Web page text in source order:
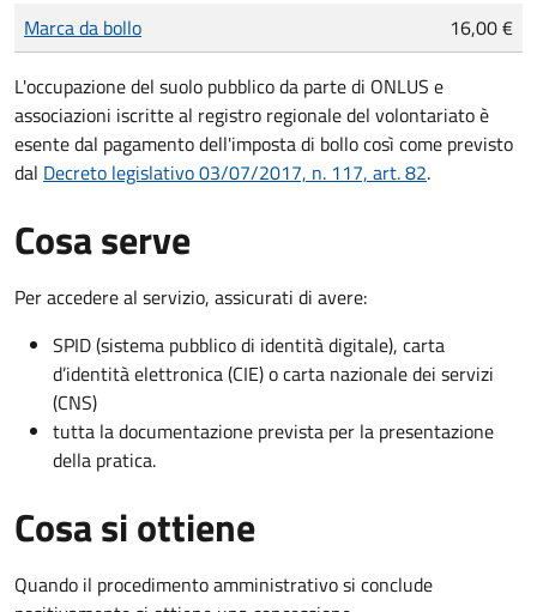
Tipo di pagamento
Importo
Marca da bollo 16,00 €
L'occupazione del suolo pubblico da parte di ONLUS e
associazioni iscritte al registro regionale del volontariato è
esente dal pagamento dell'imposta di bollo così come previsto
dal Decreto legislativo 03/07/2017, n. 117, art. 82.
Cosa serve
Per accedere al servizio, assicurati di avere:
SPID (sistema pubblico di identità digitale), carta
d’identità elettronica (CIE) o carta nazionale dei servizi
(CNS)
tutta la documentazione prevista per la presentazione
della pratica.
Cosa si ottiene
Quando il procedimento amministrativo si conclude